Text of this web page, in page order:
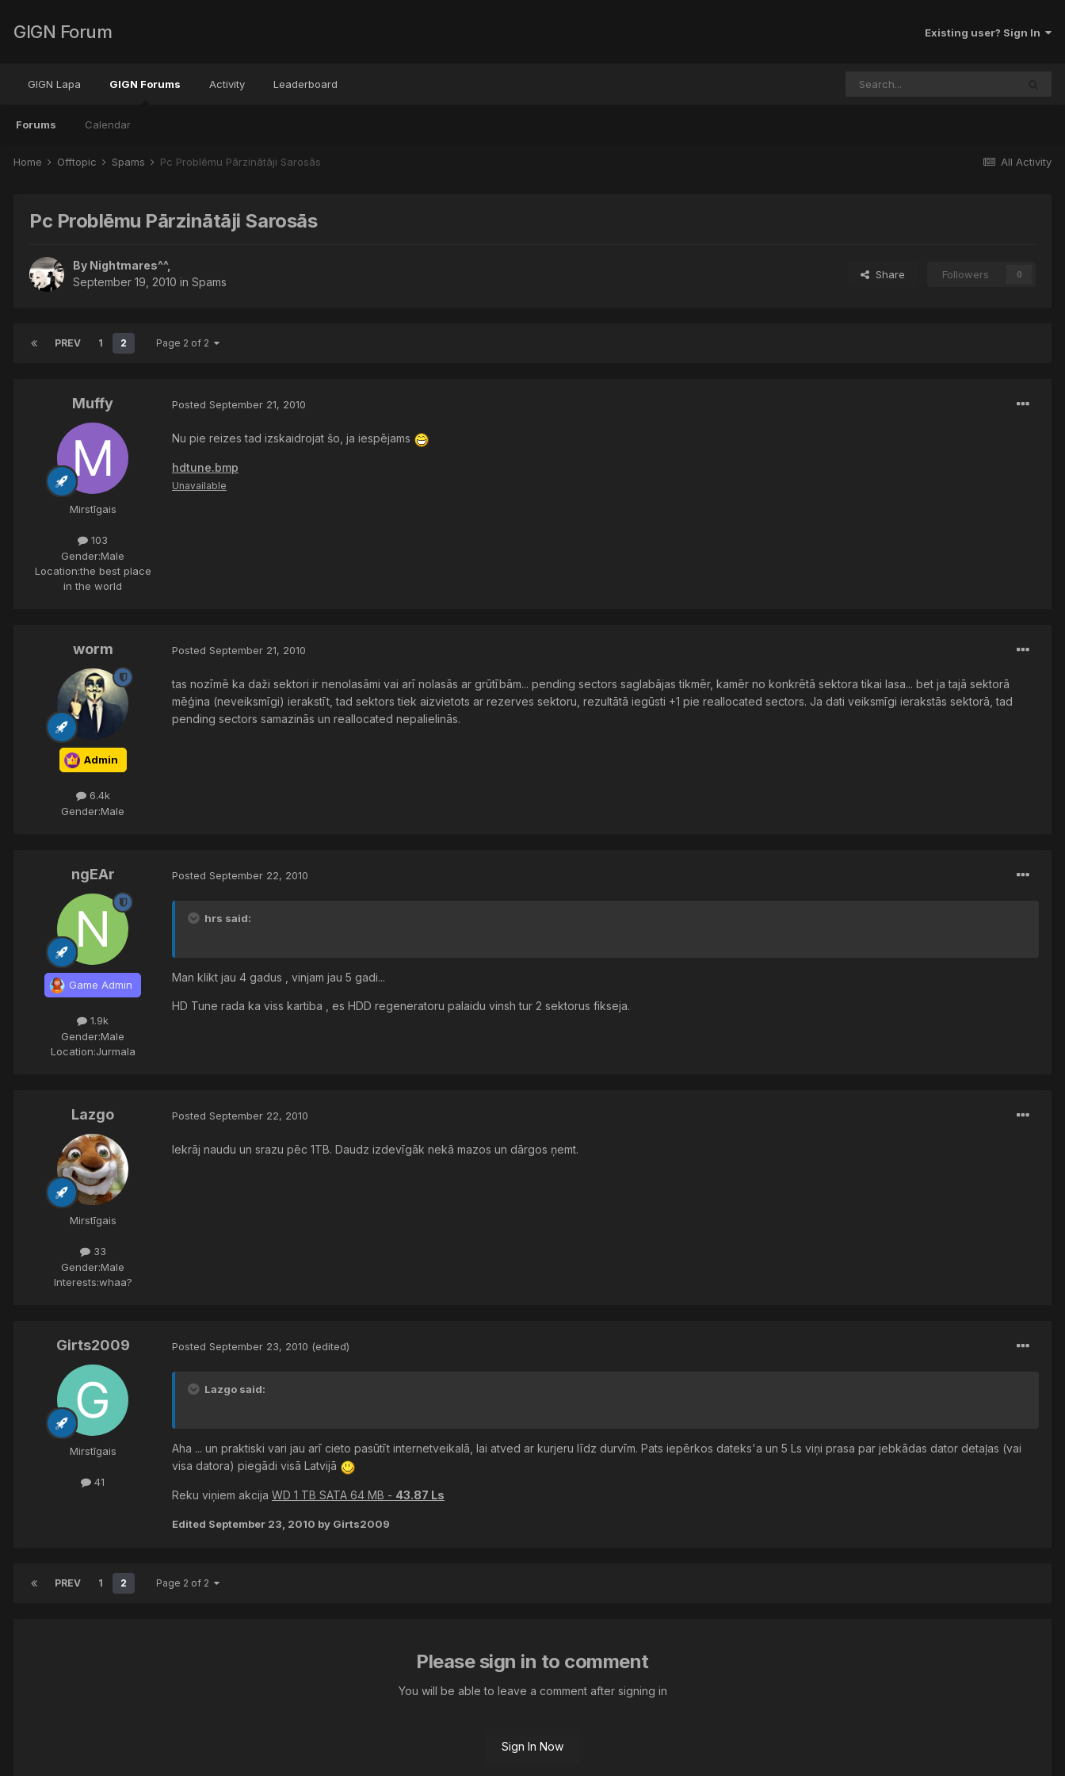
GIGN Forum Existing user? Sign In
GIGN Lapa GIGN Forums
Forums Calendar
Activity Leaderboard
All Activity
Home Offtopic Spams Pc Problēmu Pārzinātāji Sarosās
Pc Problēmu Pārzinātāji Sarosās
By Nightmares^^,
September 19, 2010 in Spams
Share Followers 0
PREV 1 2 Page 2 of 2
Muffy
Mirstīgais
103
Gender:Male
Location:the best place
in the world
Posted September 21, 2010
Nu pie reizes tad izskaidrojat šo, ja iespējams
hdtune.bmp
Unavailable
worm
Admin
6.4k
Gender:Male
Posted September 21, 2010
tas nozīmē ka daži sektori ir nenolasāmi vai arī nolasās ar grūtībām... pending sectors saglabājas tikmēr, kamēr no konkrētā sektora tikai lasa... bet ja tajā sektorā
mēģina (neveiksmīgi) ierakstīt, tad sektors tiek aizvietots ar rezerves sektoru, rezultātā iegūsti +1 pie reallocated sectors. Ja dati veiksmīgi ierakstās sektorā, tad
pending sectors samazinās un reallocated nepalielinās.
ngEAr
Game Admin
1.9k
Gender:Male
Location:Jurmala
Posted September 22, 2010
hrs said:
Man klikt jau 4 gadus , vinjam jau 5 gadi...
HD Tune rada ka viss kartiba , es HDD regeneratoru palaidu vinsh tur 2 sektorus fikseja.
Lazgo
Mirstīgais
33
Gender:Male
Interests:whaa?
Posted September 22, 2010
Iekrāj naudu un srazu pēc 1TB. Daudz izdevīgāk nekā mazos un dārgos ņemt.
Girts2009
Mirstīgais
41
Posted September 23, 2010 (edited)
Lazgo said:
Aha ... un praktiski vari jau arī cieto pasūtīt internetveikalā, lai atved ar kurjeru līdz durvīm. Pats iepērkos dateks'a un 5 Ls viņi prasa par jebkādas dator detaļas (vai
visa datora) piegādi visā Latvijā
Reku viņiem akcija WD 1 TB SATA 64 MB - 43.87 Ls
Edited September 23, 2010 by Girts2009
PREV 1 2 Page 2 of 2
Please sign in to comment
You will be able to leave a comment after signing in
Sign In Now